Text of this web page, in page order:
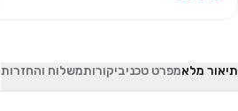
תיאור מלאמפרט טכניביקורותמשלוח והחזרות